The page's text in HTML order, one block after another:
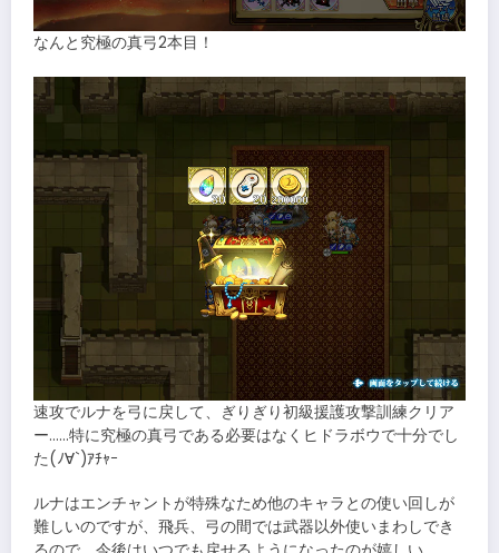
なんと究極の真弓2本目！
速攻でルナを弓に戻して、ぎりぎり初級援護攻撃訓練クリア
ー……特に究極の真弓である必要はなくヒドラボウで十分でし
た(ﾉ∀`)ｱﾁｬｰ
ルナはエンチャントが特殊なため他のキャラとの使い回しが
難しいのですが、飛兵、弓の間では武器以外使いまわしでき